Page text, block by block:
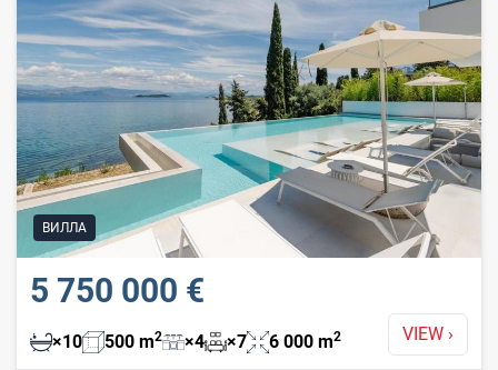
VIEW ›
5 750 000 €
×10 500 m2 ×4 ×7 6 000 m2
ВИЛЛА